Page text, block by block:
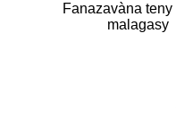
Fanazavàna teny
malagasy